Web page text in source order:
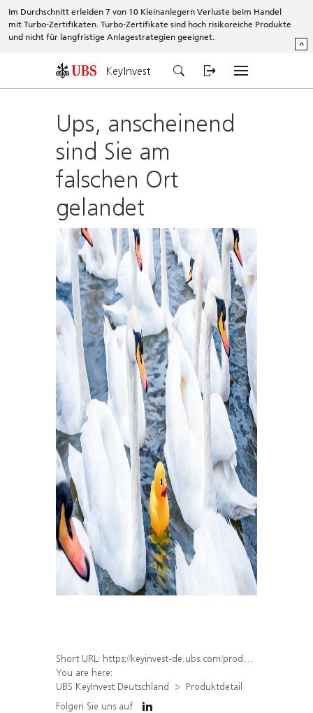
Im Durchschnitt erleiden 7 von 10 Kleinanlegern Verluste beim Handel
mit Turbo-Zertifikaten. Turbo-Zertifikate sind hoch risikoreiche Produkte
und nicht für langfristige Anlagestrategien geeignet.
^
KeyInvest
Ups, anscheinend
sind Sie am
falschen Ort
gelandet
Short URL: https://keyinvest-de.ubs.com/produkt/detail/index/isin/DE000WA7MCK6
You are here:
UBS KeyInvest Deutschland
Produktdetail
Folgen Sie uns auf